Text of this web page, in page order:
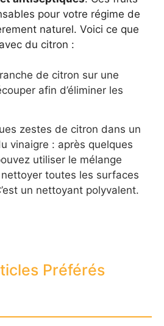
pour votre régime de
naturel. Voici ce que
du citron :
de citron sur une
afin d’éliminer les
zestes de citron dans un
vinaigre : après quelques
utiliser le mélange
toutes les surfaces
un nettoyant polyvalent.
Préférés